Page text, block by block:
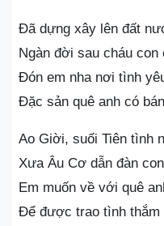
Đã dựng xây lên đất
Ngàn đời sau cháu con
Đón em nha nơi tình
Đặc sản quê anh có
Ao Giời, suối Tiên tình
Xưa Âu Cơ dẫn đàn
Em muốn về với quê
Để được trao tình thắm